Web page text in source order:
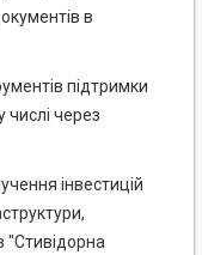
в
підтримки
числі через
інвестицій
"Стивідорна